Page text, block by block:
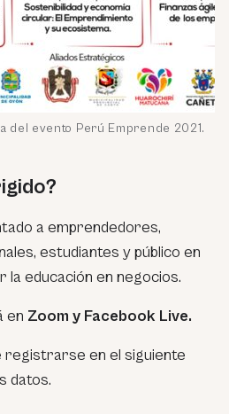
del evento Perú Emprende 2021.
a emprendedores,
estudiantes y público en
educación en negocios.
en Zoom y Facebook Live.
registrarse en el siguiente
datos.